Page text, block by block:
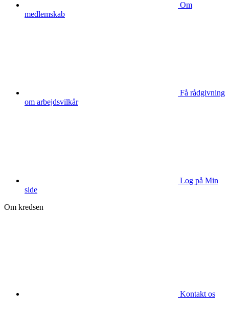
Om
medlemskab
Få rådgivning
om arbejdsvilkår
Log på Min
side
Om kredsen
Kontakt os